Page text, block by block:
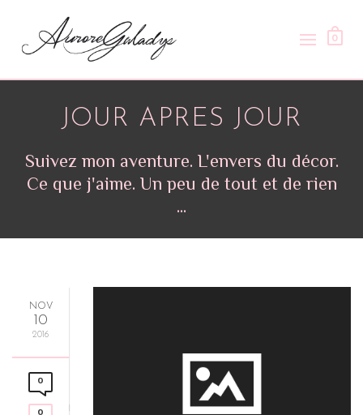
0
JOUR APRES JOUR
Suivez mon aventure. L'envers du décor.
Ce que j'aime. Un peu de tout et de rien
...
NOV
10
2016
0
0